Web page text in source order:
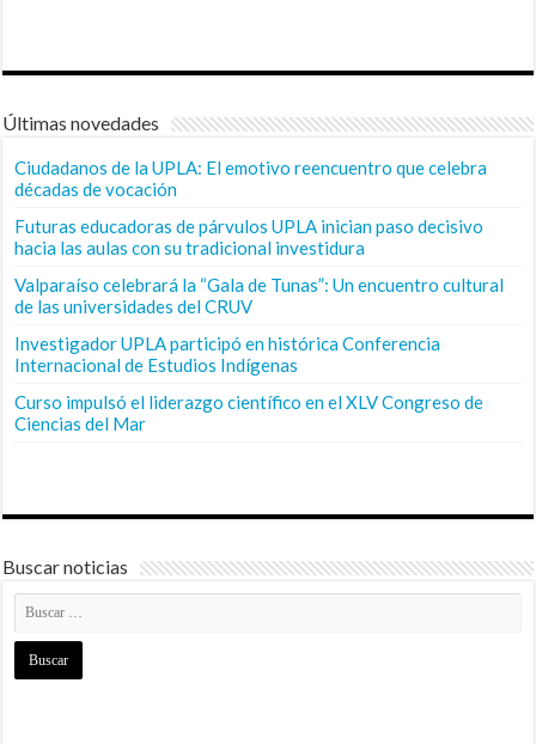
Últimas novedades
Ciudadanos de la UPLA: El emotivo reencuentro que celebra
décadas de vocación
Futuras educadoras de párvulos UPLA inician paso decisivo
hacia las aulas con su tradicional investidura
Valparaíso celebrará la “Gala de Tunas”: Un encuentro cultural
de las universidades del CRUV
Investigador UPLA participó en histórica Conferencia
Internacional de Estudios Indígenas
Curso impulsó el liderazgo científico en el XLV Congreso de
Ciencias del Mar
Buscar noticias